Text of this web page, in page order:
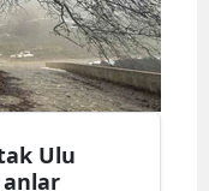
Ulu
anlar